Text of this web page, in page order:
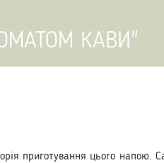
КАВИ"
приготування цього напою.